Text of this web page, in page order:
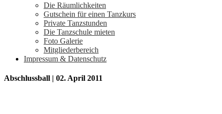
Die Räumlichkeiten
Gutschein für einen Tanzkurs
Private Tanzstunden
Die Tanzschule mieten
Foto Galerie
Mitgliederbereich
Impressum & Datenschutz
Abschlussball | 02. April 2011